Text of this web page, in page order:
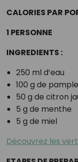
CALORIES PAR
1 PERSONNE
INGREDIENTS :
250 ml d’eau
100 g de
50 g de citron
5 g de menthe
5 g de miel
Découvrez les